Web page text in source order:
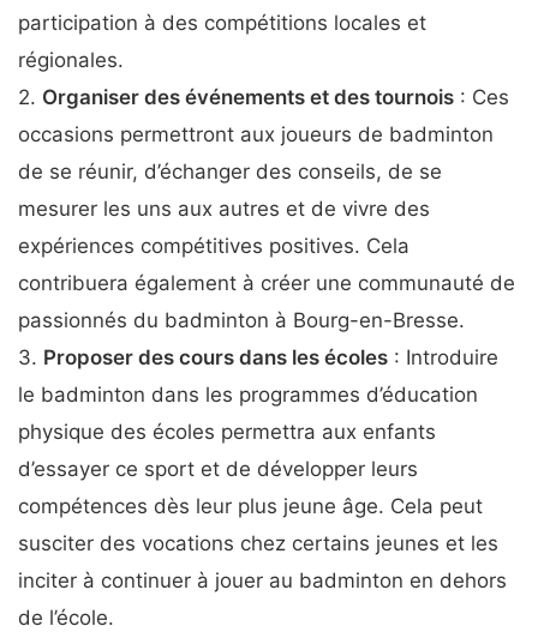
participation à des compétitions locales et
régionales.
2. Organiser des événements et des tournois : Ces
occasions permettront aux joueurs de badminton
de se réunir, d’échanger des conseils, de se
mesurer les uns aux autres et de vivre des
expériences compétitives positives. Cela
contribuera également à créer une communauté de
passionnés du badminton à Bourg-en-Bresse.
3. Proposer des cours dans les écoles : Introduire
le badminton dans les programmes d’éducation
physique des écoles permettra aux enfants
d’essayer ce sport et de développer leurs
compétences dès leur plus jeune âge. Cela peut
susciter des vocations chez certains jeunes et les
inciter à continuer à jouer au badminton en dehors
de l’école.